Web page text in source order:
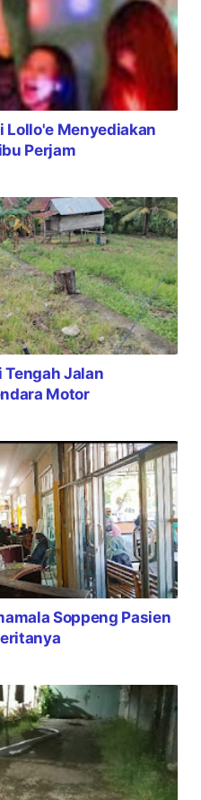
Lollo'e Menyediakan
Perjam
Jalan
Motor
Soppeng Pasien